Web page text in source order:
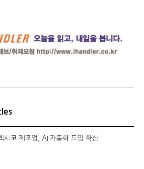
시코 제조업, AI·자동화 도입 확산